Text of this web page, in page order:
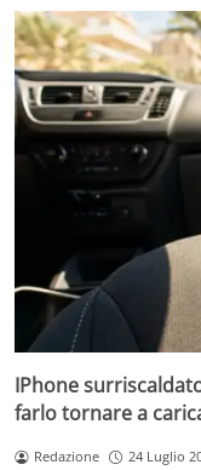
IPhone
farlo tornare a
Redazione 24 Luglio